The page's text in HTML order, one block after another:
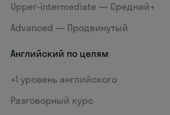
Upper-intermediate — Средний+
Advanced — Продвинутый
Английский по целям
+1 уровень английского
Разговорный курс